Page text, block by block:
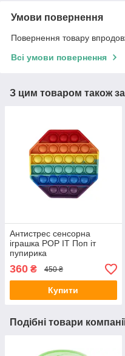
Умови повернення
Повернення товару
Всі умови повернення
З цим товаром також
Антистрес сенсорна
іграшка POP IT Поп іт
пупирика
360 ₴ 450 ₴
Купити
Подібні товари